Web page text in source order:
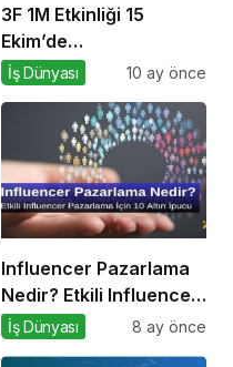
3F 1M Etkinliği 15
Ekim’de
Gerçekleşecek!
İş Dünyası 10 ay önce
Influencer Pazarlama
Nedir? Etkili Influencer
Pazarlama için 10 Altın
İş Dünyası 8 ay önce